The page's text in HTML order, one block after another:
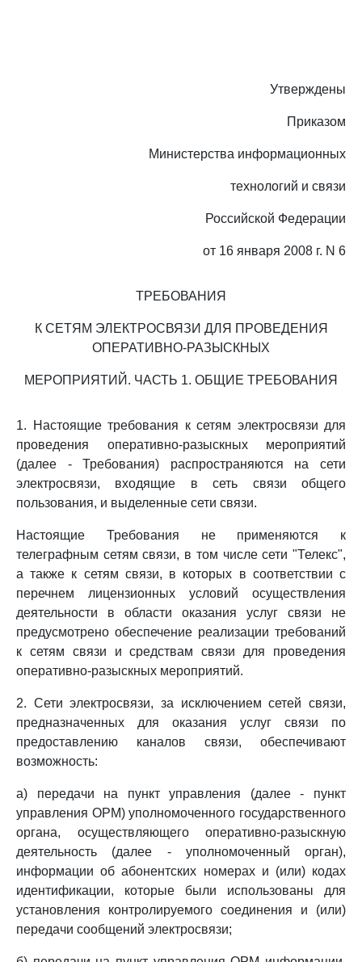
Утверждены
Приказом
Министерства информационных
технологий и связи
Российской Федерации
от 16 января 2008 г. N 6
ТРЕБОВАНИЯ
К СЕТЯМ ЭЛЕКТРОСВЯЗИ ДЛЯ ПРОВЕДЕНИЯ
ОПЕРАТИВНО-РАЗЫСКНЫХ
МЕРОПРИЯТИЙ. ЧАСТЬ 1. ОБЩИЕ ТРЕБОВАНИЯ
1. Настоящие требования к сетям электросвязи для
проведения оперативно-разыскных мероприятий
(далее - Требования) распространяются на сети
электросвязи, входящие в сеть связи общего
пользования, и выделенные сети связи.
Настоящие Требования не применяются к
телеграфным сетям связи, в том числе сети "Телекс",
а также к сетям связи, в которых в соответствии с
перечнем лицензионных условий осуществления
деятельности в области оказания услуг связи не
предусмотрено обеспечение реализации требований
к сетям связи и средствам связи для проведения
оперативно-разыскных мероприятий.
2. Сети электросвязи, за исключением сетей связи,
предназначенных для оказания услуг связи по
предоставлению каналов связи, обеспечивают
возможность:
а) передачи на пункт управления (далее - пункт
управления ОРМ) уполномоченного государственного
органа, осуществляющего оперативно-разыскную
деятельность (далее - уполномоченный орган),
информации об абонентских номерах и (или) кодах
идентификации, которые были использованы для
установления контролируемого соединения и (или)
передачи сообщений электросвязи;